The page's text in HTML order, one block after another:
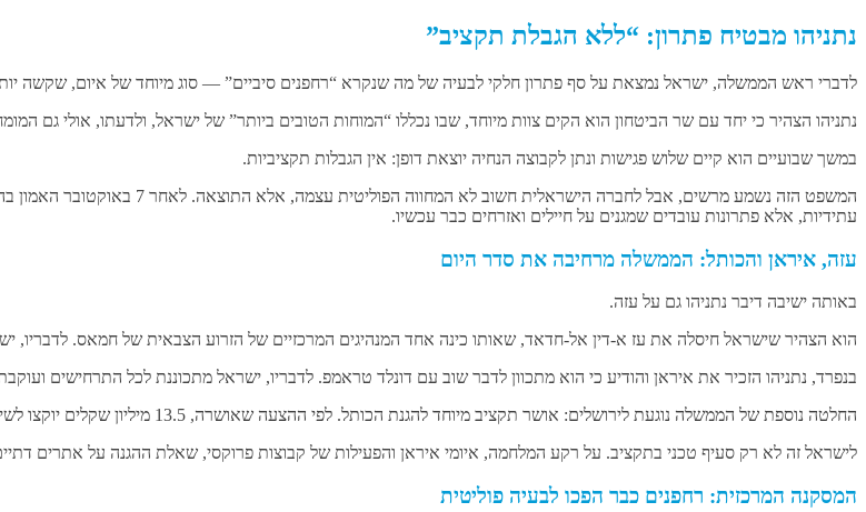
נתניהו מבטיח פתרון: “ללא הגבלת תקציב”
לדברי ראש הממשלה, ישראל נמצאת על סף פתרון חלקי לבעיה של מה שנקרא “רחפנים סיביים” — סוג מיוחד של איום, שקשה
נתניהו הצהיר כי יחד עם שר הביטחון הוא הקים צוות מיוחד, שבו נכללו “המוחות הטובים ביותר” של ישראל, ולדעתו, אולי גם
במשך שבועיים הוא קיים שלוש פגישות ונתן לקבוצה הנחיה יוצאת דופן: אין הגבלות תקציביות.
המשפט הזה נשמע מרשים, אבל לחברה
עתידיות, אלא פתרונות עובדים שמגנים על חיילים ואזרחים כבר עכשיו.
עזה, איראן והכותל: הממשלה מרחיבה את סדר היום
באותה ישיבה דיבר נתניהו גם על עזה.
הוא הצהיר שישראל חיסלה את עז א-דין אל-חדאד, שאותו כינה אחד המנהיגים המרכזיים של הזרוע הצבאית של חמאס. לדבריו, ישראל שולטת כבר בכ-60% משטח
בנפרד, נתניהו הזכיר את איראן והודיע כי הוא מתכוון לדבר שוב עם דונלד טראמפ. לדבריו, ישראל מתכוננת לכל התרחישים
החלטה נוספת של הממשלה נוגעת לירושלים: אושר תקציב מיוחד להגנת הכותל. לפי ההצעה שאושרה, 13.5 מיליון שקלים יוקצו לשיפור המוכנות של רחבת הכותל למצבי חירום, פיתוח תשתיות ועבודות ארכיאולוגיות.
לישראל זה לא רק סעיף טכני בתקציב. על רקע המלחמה, איומי איראן והפעילות של קבוצות פרוקסי, שאלת ההגנה על אתרים
המסקנה המרכזית: רחפנים כבר הפכו לבעיה פוליטית